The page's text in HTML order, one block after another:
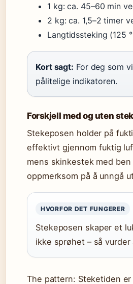
1 kg: ca. 45–60 min
2 kg: ca. 1,5–2 timer
Langtidssteking (125
Kort sagt: For deg som
pålitelige indikatoren.
Forskjell med og uten
Stekeposen holder på
effektivt gjennom fuktig
mens skinkestek med
oppmerksom på å unngå
HVORFOR DET FUNGERER
Stekeposen skaper et
ikke sprøhet – så
The pattern: Steketiden